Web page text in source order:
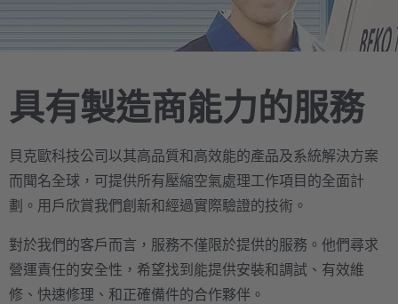
具有製造商能力的服務
貝克歐科技公司以其高品質和高效能的產品及系統解決方案
而聞名全球，可提供所有壓縮空氣處理工作項目的全面計
劃。用戶欣賞我們創新和經過實際驗證的技術。
對於我們的客戶而言，服務不僅限於提供的服務。他們尋求
營運責任的安全性，希望找到能提供安裝和調試、有效維
修、快速修理、和正確備件的合作夥伴。